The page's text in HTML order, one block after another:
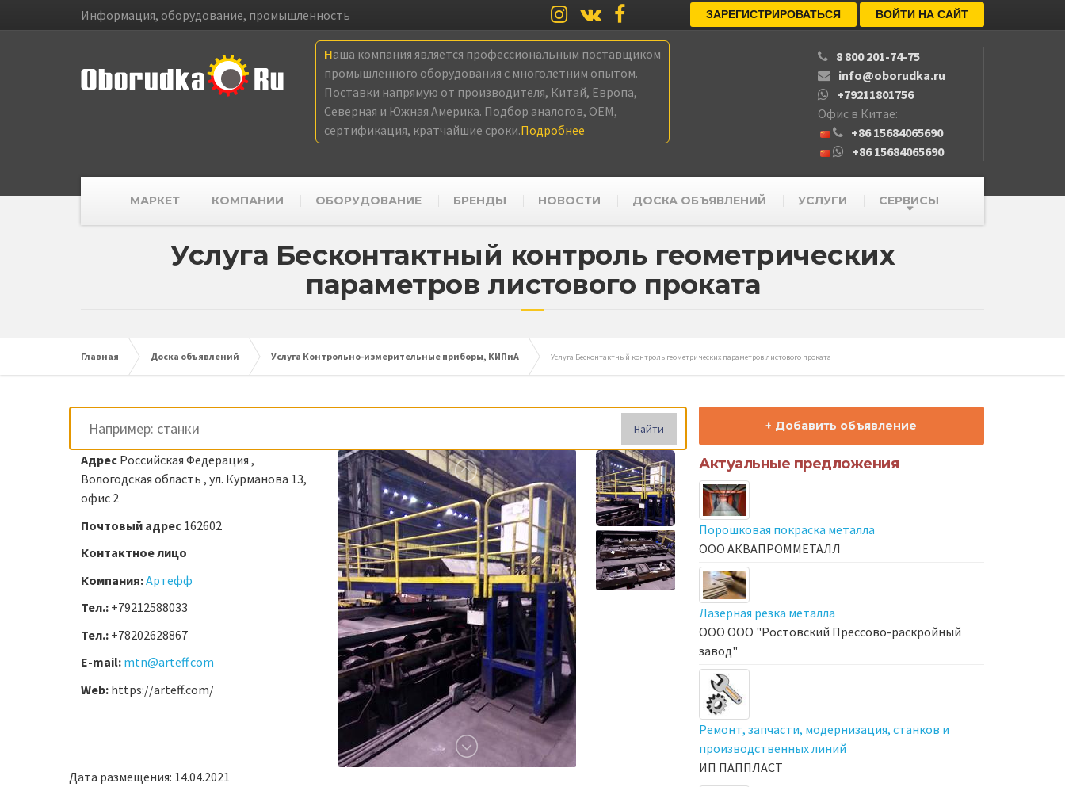
Информация, оборудование, промышленность ЗАРЕГИСТРИРОВАТЬСЯ ВОЙТИ НА САЙТ
Наша компания является профессиональным поставщиком
промышленного оборудования с многолетним опытом.
Поставки напрямую от производителя, Китай, Европа,
Северная и Южная Америка. Подбор аналогов, OEM,
сертификация, кратчайшие сроки.Подробнее
8 800 201-74-75
info@oborudka.ru
+79211801756
Офис в Китае:
+86 15684065690
+86 15684065690
МАРКЕТ КОМПАНИИ ОБОРУДОВАНИЕ БРЕНДЫ НОВОСТИ ДОСКА ОБЪЯВЛЕНИЙ УСЛУГИ СЕРВИСЫ
Услуга Бесконтактный контроль геометрических
параметров листового проката
Главная Доска объявлений Услуга Контрольно-измерительные приборы, КИПиА Услуга Бесконтактный контроль геометрических параметров листового проката
Найти
Адрес Российская Федерация ,
Вологодская область , ул. Курманова 13,
офис 2
Почтовый адрес 162602
Контактное лицо
Компания:Артефф
Тел.: +79212588033
Тел.: +78202628867
E-mail: mtn@arteff.com
Web: https://arteff.com/
Дата размещения: 14.04.2021
+ Добавить объявление
Актуальные предложения
Порошковая покраска металла
ООО АКВАПРОММЕТАЛЛ
Лазерная резка металла
ООО ООО "Ростовский Прессово-раскройный
завод"
Ремонт, запчасти, модернизация, станков и
производственных линий
ИП ПАППЛАСТ